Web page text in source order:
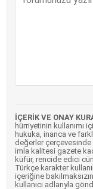
İÇERİK VE ONAY
hürriyetinin kullanımı
hukuka, inanca ve
değerler çerçevesinde
imla kalitesi gazete
küfür, rencide edici
Türkçe karakter
içeriğine
kullanıcı adlarıyla